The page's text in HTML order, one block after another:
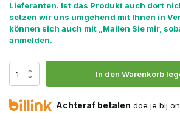
Lieferanten. Ist das Produkt auch dort
setzen wir uns umgehend mit Ihnen in
können sich auch mit „Mailen Sie mir,
anmelden.
In den Warenkorb
Achteraf betalen doe je bij